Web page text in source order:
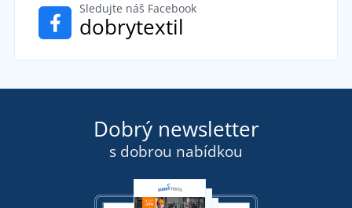
Sledujte náš Facebook
dobrytextil
Dobrý newsletter
s dobrou nabídkou